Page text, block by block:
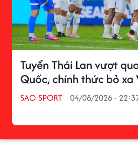
Tuyển Thái Lan vượt
Quốc, chính thức bỏ xa
SAO SPORT 04/08/2026 -